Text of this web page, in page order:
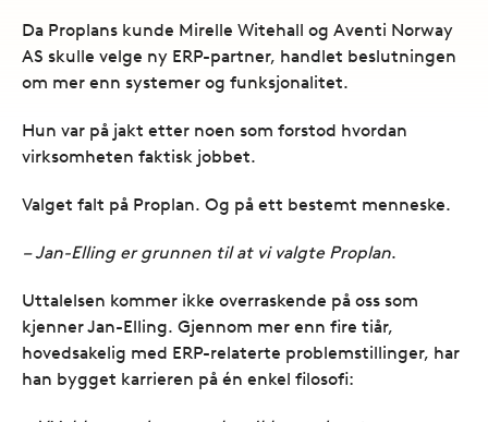
Da Proplans kunde Mirelle Witehall og Aventi Norway
AS skulle velge ny ERP-partner, handlet beslutningen
om mer enn systemer og funksjonalitet.
Hun var på jakt etter noen som forstod hvordan
virksomheten faktisk jobbet.
Valget falt på Proplan. Og på ett bestemt menneske.
– Jan-Elling er grunnen til at vi valgte Proplan.
Uttalelsen kommer ikke overraskende på oss som
kjenner Jan-Elling. Gjennom mer enn fire tiår,
hovedsakelig med ERP-relaterte problemstillinger, har
han bygget karrieren på én enkel filosofi: